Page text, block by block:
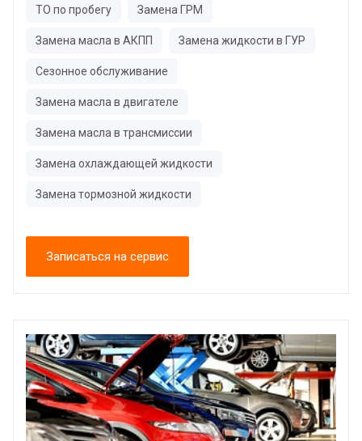
ТО по пробегу Замена ГРМ
Замена масла в АКПП Замена жидкости в ГУР
Сезонное обслуживание
Замена масла в двигателе
Замена масла в трансмиссии
Замена охлаждающей жидкости
Замена тормозной жидкости
Записаться на сервис